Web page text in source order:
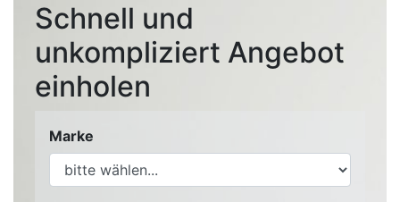
Schnell und
unkompliziert Angebot
einholen
Marke